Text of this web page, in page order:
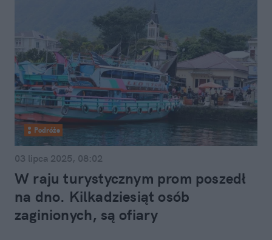
Podróże
03 lipca 2025, 08:02
W raju turystycznym prom poszedł
na dno. Kilkadziesiąt osób
zaginionych, są ofiary